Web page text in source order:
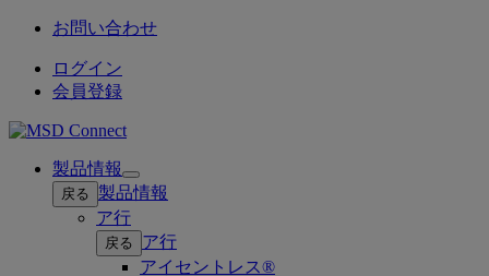
お問い合わせ
ログイン
会員登録
製品情報
Open
submenu
戻る 製品情報
ア行
戻る
ア行
アイセントレス®